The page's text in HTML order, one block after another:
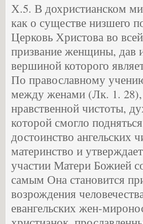
Х.5. В дохристианском
как о существе низшего
Церковь Христова во
призвание женщины, дав
вершиной которого
По православному
между женами (Лк. 1.
нравственной чистоты,
которой смогло
достоинство ангельских
материнство и
участии Матери Божией
самым Она становится
возрождения
евангельских жен-